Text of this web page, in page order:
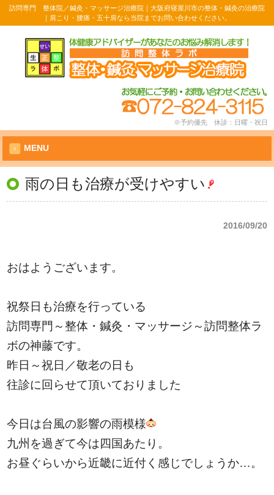
訪問専門 整体院／鍼灸・マッサージ治療院｜大阪府寝屋川市の整体・鍼灸の治療院
｜肩こり・腰痛・五十肩なら当院までお問い合わせください。
※予約優先 休診：日曜・祝日
MENU
雨の日も治療が受けやすい
2016/09/20
おはようございます。
祝祭日も治療を行っている
訪問専門～整体・鍼灸・マッサージ～訪問整体ラ
ボの神藤です。
昨日～祝日／敬老の日も
往診に回らせて頂いておりました
今日は台風の影響の雨模様
九州を過ぎて今は四国あたり。
お昼ぐらいから近畿に近付く感じでしょうか…。